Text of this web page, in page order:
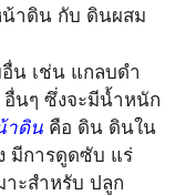
น้าดิน กับ ดินผสม
น เช่น แกลบดำ
นๆ ซึ่งจะมีน้ำหนัก
าดิน คือ ดิน ดินใน
มีการดูดซับ แร่
าะสำหรับ ปลูก